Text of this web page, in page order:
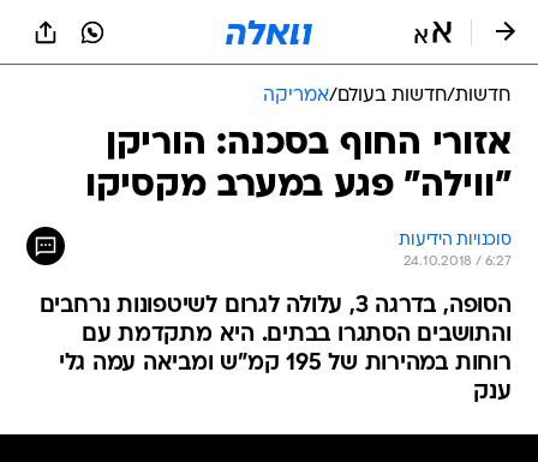
חדשות/חדשות בעולם/אמריקה
אזורי החוף בסכנה: הוריקן
"ווילה" פגע במערב מקסיקו
סוכנויות הידיעות
24.10.2018 / 6:27
הסופה, בדרגה 3, עלולה לגרום לשיטפונות נרחבים
והתושבים הסתגרו בבתים. היא מתקדמת עם
רוחות במהירות של 195 קמ"ש ומביאה עמה גלי
ענק